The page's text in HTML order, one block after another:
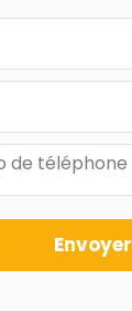
Envoyer